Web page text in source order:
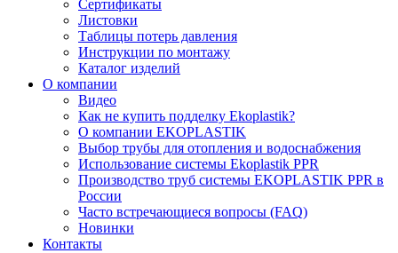
Сертификаты
Листовки
Таблицы потерь давления
Инструкции по монтажу
Каталог изделий
О компании
Видео
Как не купить подделку Ekoplastik?
О компании EKOPLASTIK
Выбор трубы для отопления и водоснабжения
Использование системы Ekoplastik PPR
Производство труб системы EKOPLASTIK PPR в
России
Часто встречающиеся вопросы (FAQ)
Новинки
Контакты